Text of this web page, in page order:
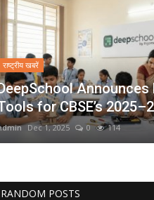
राष्ट्रीय खबरें
Announces
for CBSE’s
Dec 1, 2025 0 114
RANDOM POSTS